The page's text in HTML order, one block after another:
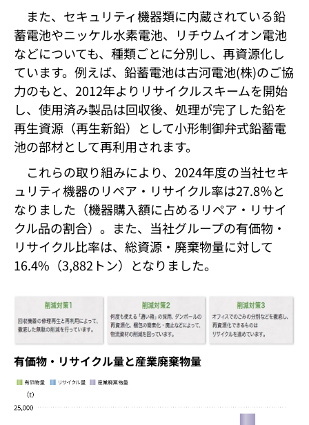
また、セキュリティ機器類に内蔵されている鉛
蓄電池やニッケル水素電池、リチウムイオン電池
などについても、種類ごとに分別し、再資源化し
ています。例えば、鉛蓄電池は古河電池(株)のご協
力のもと、2012年よりリサイクルスキームを開始
し、使用済み製品は回収後、処理が完了した鉛を
再生資源（再生新鉛）として小形制御弁式鉛蓄電
池の部材として再利用されます。
これらの取り組みにより、2024年度の当社セキ
ュリティ機器のリペア・リサイクル率は27.8％と
なりました（機器購入額に占めるリペア・リサイ
クル品の割合）。また、当社グループの有価物・
リサイクル比率は、総資源・廃棄物量に対して
16.4%（3,882トン）となりました。
有価物・リサイクル量と産業廃棄物量